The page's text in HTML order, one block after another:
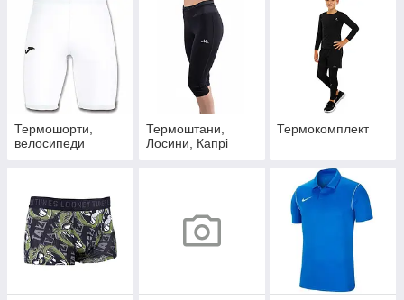
Термошорти,
велосипеди
Термоштани,
Лосини, Капрі
Термокомплект